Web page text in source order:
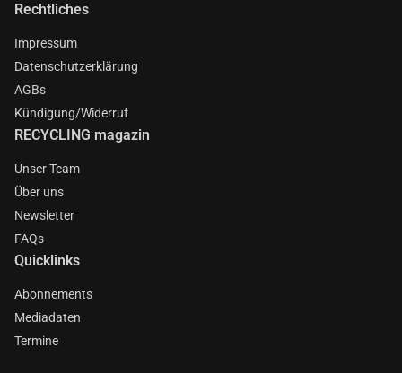
Rechtliches
Impressum
Datenschutzerklärung
AGBs
Kündigung/Widerruf
RECYCLING magazin
Unser Team
Über uns
Newsletter
FAQs
Quicklinks
Abonnements
Mediadaten
Termine